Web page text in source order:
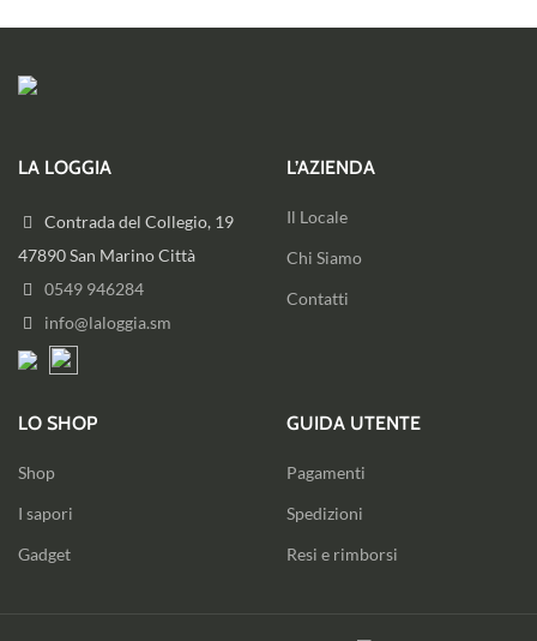
LA LOGGIA
Contrada del Collegio, 19
47890 San Marino Città
0549 946284
info@laloggia.sm
L’AZIENDA
Il Locale
Chi Siamo
Contatti
LO SHOP
Shop
I sapori
Gadget
GUIDA UTENTE
Pagamenti
Spedizioni
Resi e rimborsi